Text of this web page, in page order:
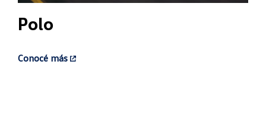
Polo
Conocé más